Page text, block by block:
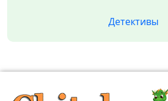
Детективы